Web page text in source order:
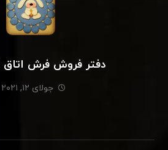
دفتر فروش فرش اتاق
جولای ۱۲, ۲۰۲۱